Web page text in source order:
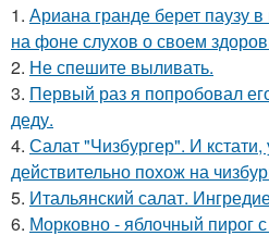
1. Ариана гранде берет паузу
на фоне слухов о своем
2. Не спешите выливать.
3. Первый раз я попробовал
деду.
4. Салат "Чизбургер". И кстати,
действительно похож на
5. Итальянский салат.
6. Морковно - яблочный пирог